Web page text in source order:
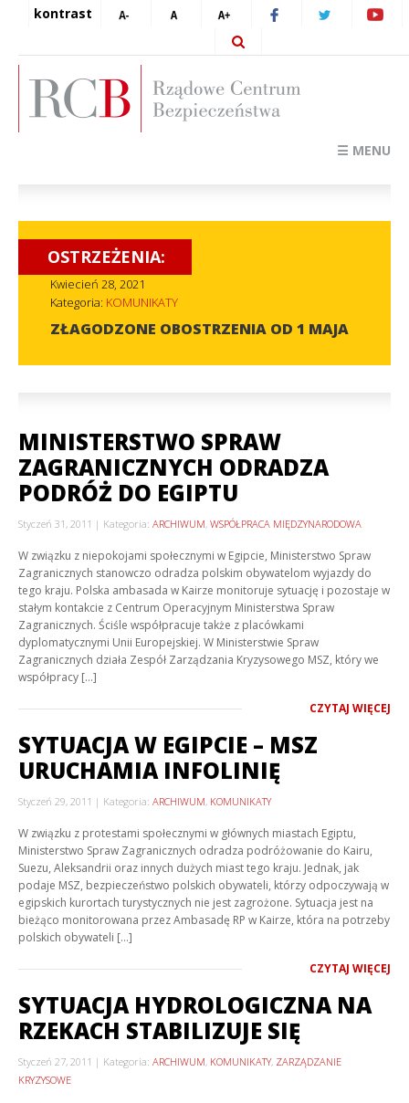
kontrast
☰ MENU
OSTRZEŻENIA:
Kwiecień 28, 2021
Kategoria: KOMUNIKATY
ZŁAGODZONE OBOSTRZENIA OD 1 MAJA
MINISTERSTWO SPRAW
ZAGRANICZNYCH ODRADZA
PODRÓŻ DO EGIPTU
Styczeń 31, 2011 Kategoria: ARCHIWUM, WSPÓŁPRACA MIĘDZYNARODOWA
W związku z niepokojami społecznymi w Egipcie, Ministerstwo Spraw
Zagranicznych stanowczo odradza polskim obywatelom wyjazdy do
tego kraju. Polska ambasada w Kairze monitoruje sytuację i pozostaje w
stałym kontakcie z Centrum Operacyjnym Ministerstwa Spraw
Zagranicznych. Ściśle współpracuje także z placówkami
dyplomatycznymi Unii Europejskiej. W Ministerstwie Spraw
Zagranicznych działa Zespół Zarządzania Kryzysowego MSZ, który we
współpracy […]
CZYTAJ WIĘCEJ
SYTUACJA W EGIPCIE – MSZ
URUCHAMIA INFOLINIĘ
Styczeń 29, 2011 Kategoria: ARCHIWUM, KOMUNIKATY
W związku z protestami społecznymi w głównych miastach Egiptu,
Ministerstwo Spraw Zagranicznych odradza podróżowanie do Kairu,
Suezu, Aleksandrii oraz innych dużych miast tego kraju. Jednak, jak
podaje MSZ, bezpieczeństwo polskich obywateli, którzy odpoczywają w
egipskich kurortach turystycznych nie jest zagrożone. Sytuacja jest na
bieżąco monitorowana przez Ambasadę RP w Kairze, która na potrzeby
polskich obywateli […]
CZYTAJ WIĘCEJ
SYTUACJA HYDROLOGICZNA NA
RZEKACH STABILIZUJE SIĘ
Styczeń 27, 2011 Kategoria: ARCHIWUM, KOMUNIKATY, ZARZĄDZANIE
KRYZYSOWE